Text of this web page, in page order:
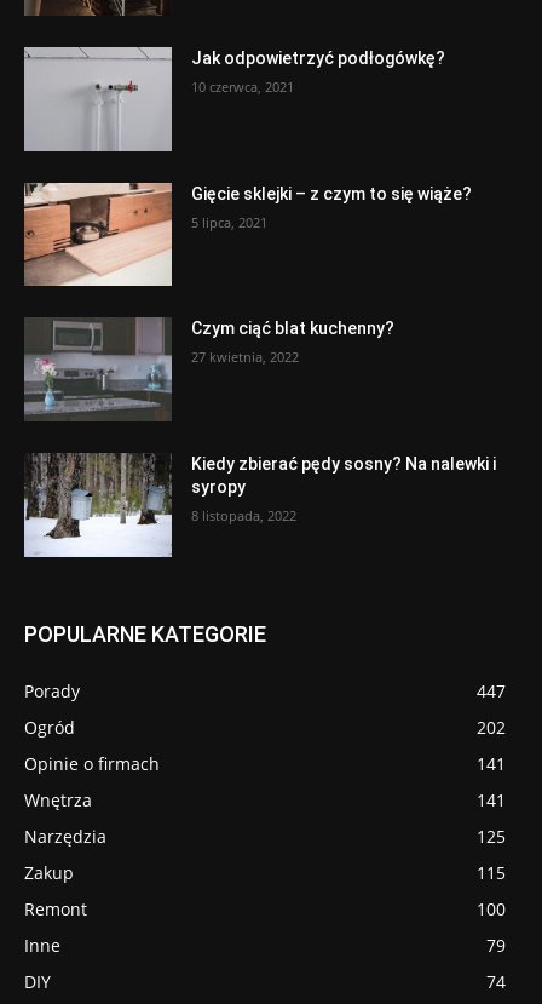
Jak odpowietrzyć podłogówkę?
10 czerwca, 2021
Gięcie sklejki – z czym to się wiąże?
5 lipca, 2021
Czym ciąć blat kuchenny?
27 kwietnia, 2022
Kiedy zbierać pędy sosny? Na nalewki i
syropy
8 listopada, 2022
POPULARNE KATEGORIE
Porady
447
Ogród
202
Opinie o firmach
141
Wnętrza
141
Narzędzia
125
Zakup
115
Remont
100
Inne
79
DIY
74